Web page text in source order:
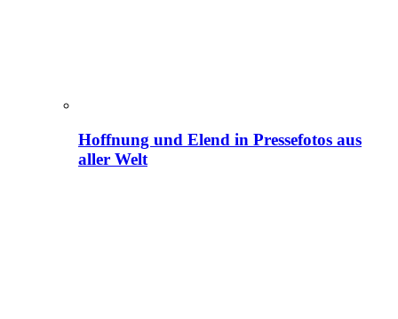
Hoffnung und Elend in Pressefotos aus
aller Welt